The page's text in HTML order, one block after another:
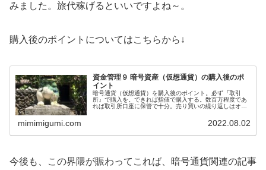
みました。旅代稼げるといいですよね～。
購入後のポイントについてはこちらから↓
資金管理９ 暗号資産（仮想通貨）の購入後のポ
イント
暗号通貨（仮想通貨）を購入後のポイント。必ず『取引
所』で購入を。できれば指値で購入する。数百万程度であ
れば取引所口座に保管で十分。売り買いの繰り返しはオス
ハイレベル。とりあえず最低限これだけ押さえよう。
mimimigumi.com 2022.08.02
今後も、この界隈が賑わってこれば、暗号通貨関連の記事